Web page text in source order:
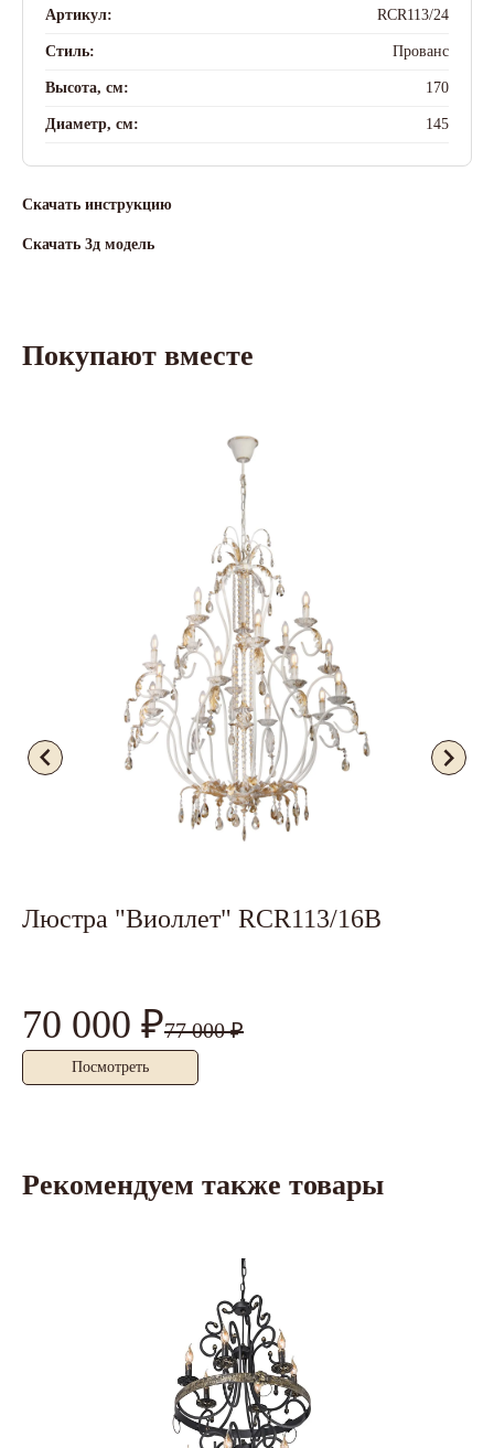
Артикул: RCR113/24
Стиль: Прованс
Высота, см: 170
Диаметр, см: 145
Скачать инструкцию
Скачать 3д модель
Покупают вместе
Люстра "Виоллет" RCR113/16B
70 000 ₽77 000 ₽
Посмотреть
Рекомендуем также товары